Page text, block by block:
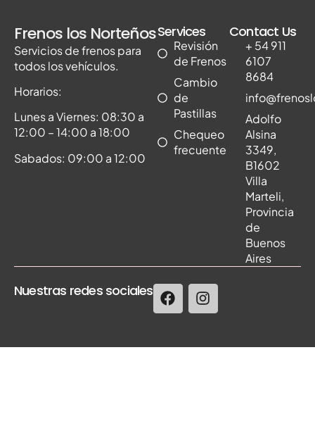
Frenos los Norteños
Servicios de frenos para
todos los vehículos.
Horarios:
Lunes a Viernes: 08:30 a
12:00 – 14:00 a 18:00
Sabados: 09:00 a 12:00
Services
Revisión
de Frenos
Cambio
de
Pastillas
Chequeo
frecuente
Contact Us
+ 54 911
6107
8684
Adolfo
Alsina
3349,
B1602
Villa
Marteli,
Provincia
de
Buenos
Aires
Nuestras redes sociales